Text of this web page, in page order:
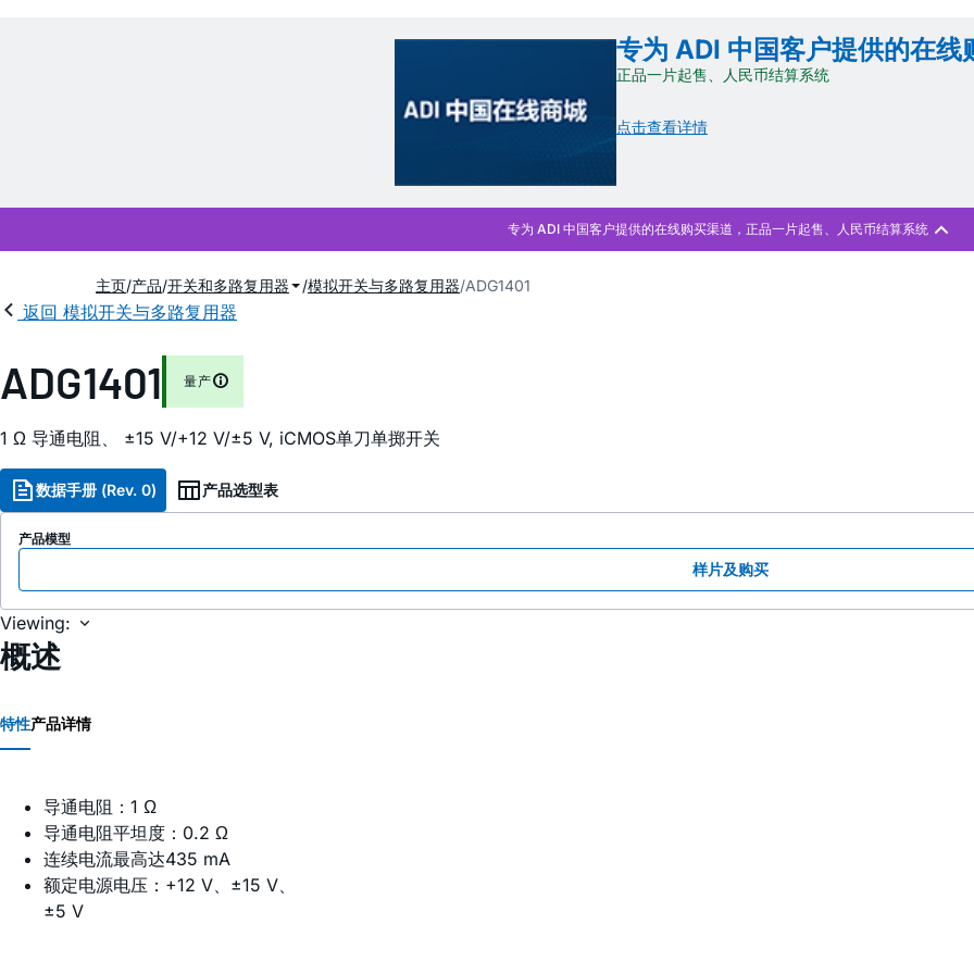
专为 ADI 中国客户提供的在线
正品一片起售、人民币结算系统
点击查看详情
主页 产品 开关和多路复用器 模拟开关与多路复用器 ADG1401
返回 模拟开关与多路复用器
ADG1401 量产
1 Ω 导通电阻、 ±15 V/+12 V/±5 V, iCMOS单刀单掷开关
数据手册 (Rev. 0) 产品选型表
产品模型
样片及购买
Viewing:
概述
特性产品详情
导通电阻：1 Ω
导通电阻平坦度：0.2 Ω
连续电流最高达435 mA
额定电源电压：+12 V、±15 V、
±5 V